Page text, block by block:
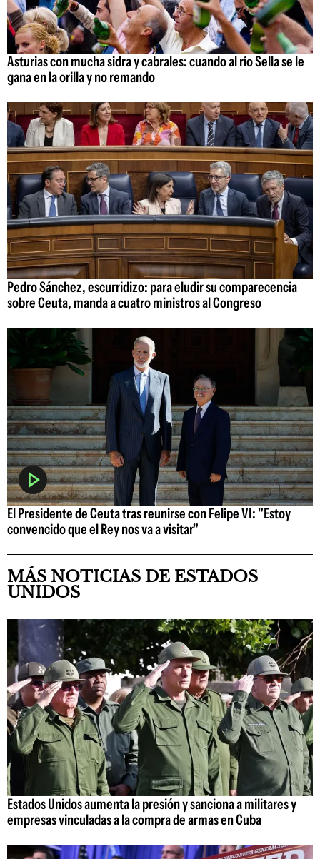
Asturias con mucha sidra y cabrales: cuando al río Sella se le
gana en la orilla y no remando
Pedro Sánchez, escurridizo: para eludir su comparecencia
sobre Ceuta, manda a cuatro ministros al Congreso
El Presidente de Ceuta tras reunirse con Felipe VI: "Estoy
convencido que el Rey nos va a visitar"
MÁS NOTICIAS DE ESTADOS
UNIDOS
Estados Unidos aumenta la presión y sanciona a militares y
empresas vinculadas a la compra de armas en Cuba